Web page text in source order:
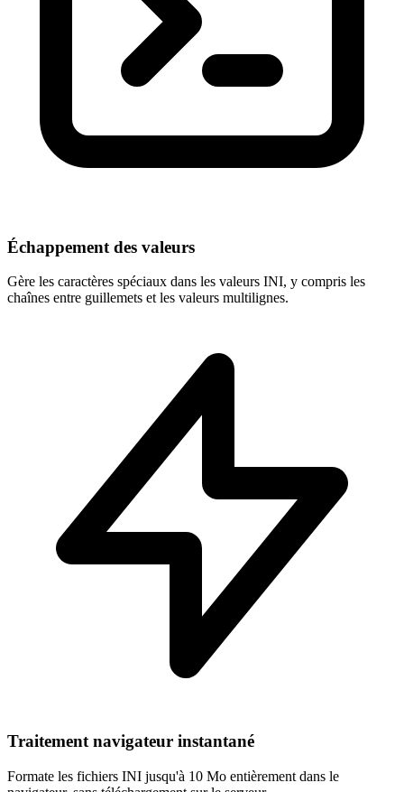
Échappement des valeurs
Gère les caractères spéciaux dans les valeurs INI, y compris les
chaînes entre guillemets et les valeurs multilignes.
Traitement navigateur instantané
Formate les fichiers INI jusqu'à 10 Mo entièrement dans le